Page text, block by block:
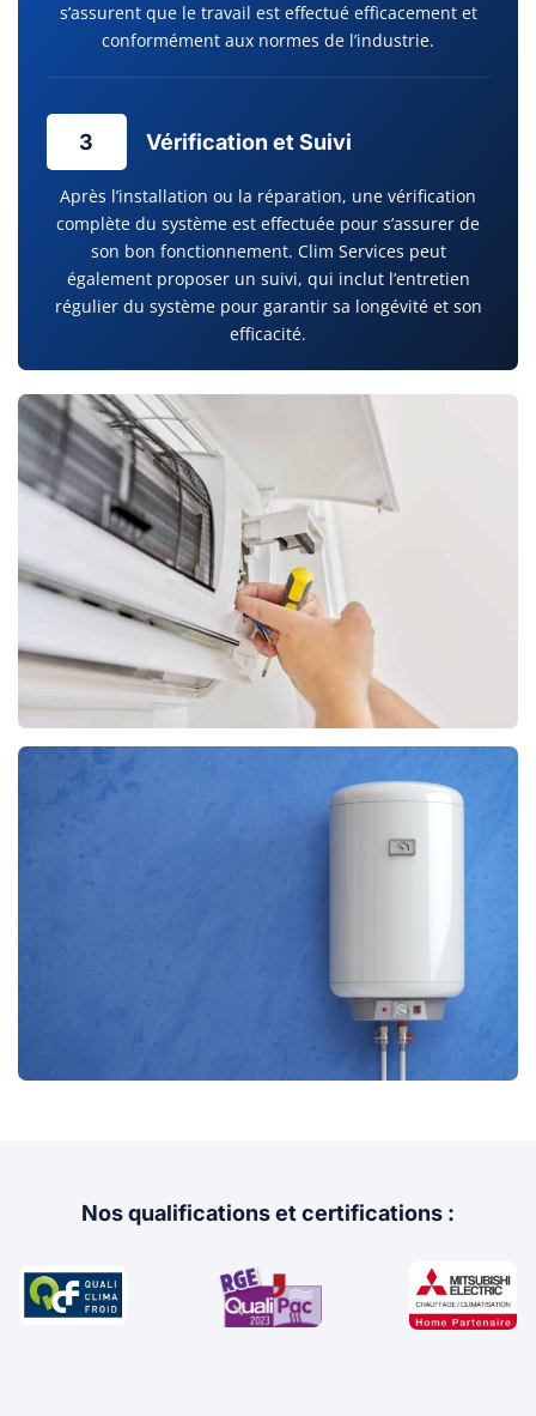
s’assurent que le travail est effectué efficacement et
conformément aux normes de l’industrie.
3 Vérification et Suivi
Après l’installation ou la réparation, une vérification
complète du système est effectuée pour s’assurer de
son bon fonctionnement. Clim Services peut
également proposer un suivi, qui inclut l’entretien
régulier du système pour garantir sa longévité et son
efficacité.
Nos qualifications et certifications :